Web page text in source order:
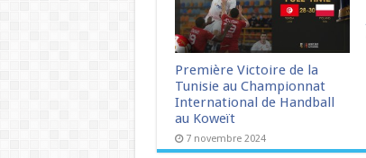
Première Victoire de la
Tunisie au Championnat
International de Handball
au Koweït
7 novembre 2024